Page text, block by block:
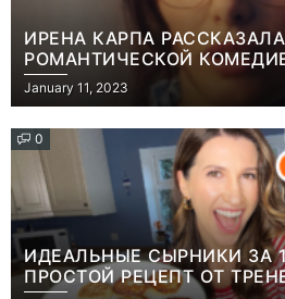
ИРЕНА КАРПА
РОМАНТИЧЕСКОЙ
РОЛИ МАТЕРИ-ОДИНОЧКИ
January 11, 2023
0
ИДЕАЛЬНЫЕ СЫРНИКИ ЗА
ПРОСТОЙ РЕЦЕПТ ОТ